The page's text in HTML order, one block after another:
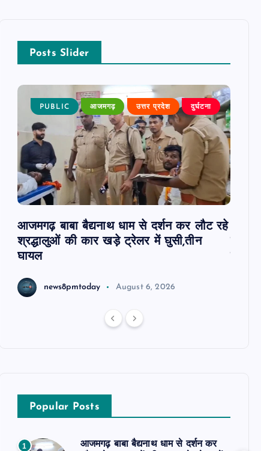
Posts Slider
PUBLIC आजमगढ़ उत्तर प्रदेश दुर्घटना
आजमगढ़ बाबा बैद्यनाथ धाम से दर्शन कर लौट रहे
श्रद्धालुओं की कार खड़े ट्रेलर में घुसी,तीन
घायल
news8pmtoday August 6, 2026
हाजिरी
Popular Posts
1
आजमगढ़ बाबा बैद्यनाथ धाम से दर्शन कर